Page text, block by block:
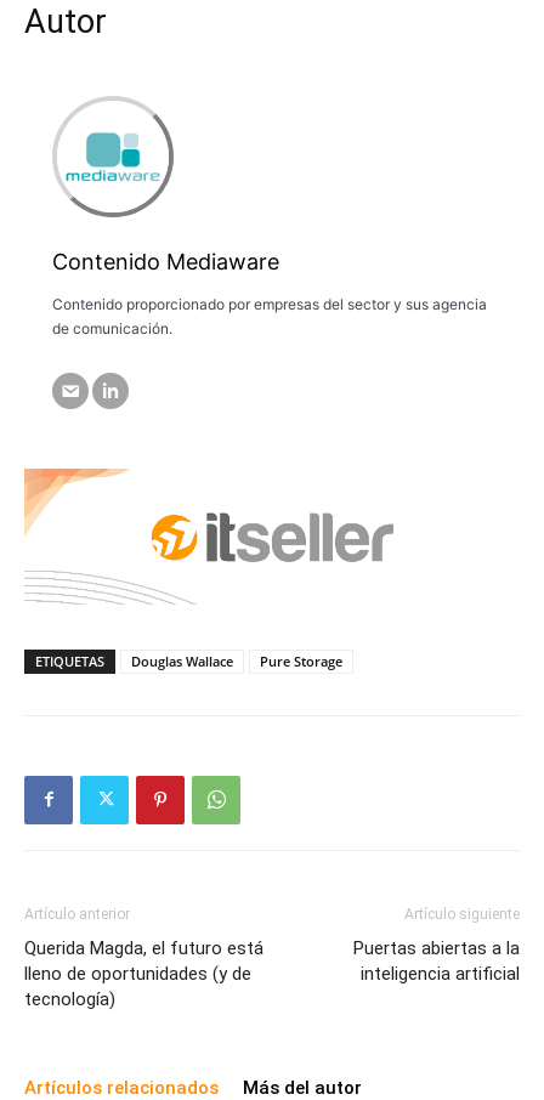
Autor
Contenido Mediaware
Contenido proporcionado por empresas del sector y sus agencia
de comunicación.
ETIQUETAS Douglas Wallace Pure Storage
Artículo anterior
Querida Magda, el futuro está
lleno de oportunidades (y de
tecnología)
Artículo siguiente
Puertas abiertas a la
inteligencia artificial
Artículos relacionados Más del autor